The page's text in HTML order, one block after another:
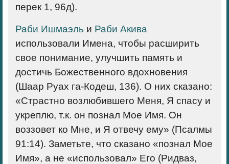
перек 1, 96д).
Раби Ишмаэль и Раби Акива
использовали Имена, чтобы расширить
свое понимание, улучшить память и
достичь Божественного вдохновения
(Шаар Руах га-Кодеш, 136). О них сказано:
«Страстно возлюбившего Меня, Я спасу и
укреплю, т.к. он познал Мое Имя. Он
воззовет ко Мне, и Я отвечу ему» (Псалмы
91:14). Заметьте, что сказано «познал Мое
Имя», а не «использовал» Его (Ридваз,